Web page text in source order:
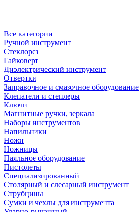
Все категории
Ручной инструмент
Стеклорез
Гайковерт
Диэлектрический инструмент
Отвертки
Заправочное и смазочное оборудование
Клепатели и степлеры
Ключи
Магнитные ручки, зеркала
Наборы инструментов
Напильники
Ножи
Ножницы
Паяльное оборудование
Пистолеты
Специализированный
Столярный и слесарный инструмент
Струбцины
Сумки и чехлы для инструмента